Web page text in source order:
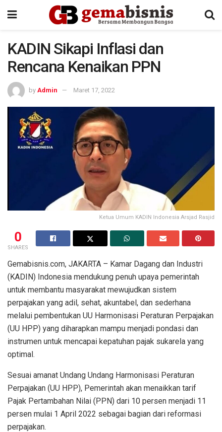
KADIN Sikapi Inflasi dan
Rencana Kenaikan PPN
by Admin Maret 17, 2022
Ketua Umum KADIN Indonesia Arsjad Rasjid
0
SHARES
Gemabisnis.com, JAKARTA – Kamar Dagang dan Industri
(KADIN) Indonesia mendukung penuh upaya pemerintah
untuk membantu masyarakat mewujudkan sistem
perpajakan yang adil, sehat, akuntabel, dan sederhana
melalui pembentukan UU Harmonisasi Peraturan Perpajakan
(UU HPP) yang diharapkan mampu menjadi pondasi dan
instrumen untuk mencapai kepatuhan pajak sukarela yang
optimal.
Sesuai amanat Undang Undang Harmonisasi Peraturan
Perpajakan (UU HPP), Pemerintah akan menaikkan tarif
Pajak Pertambahan Nilai (PPN) dari 10 persen menjadi 11
persen mulai 1 April 2022 sebagai bagian dari reformasi
perpajakan.